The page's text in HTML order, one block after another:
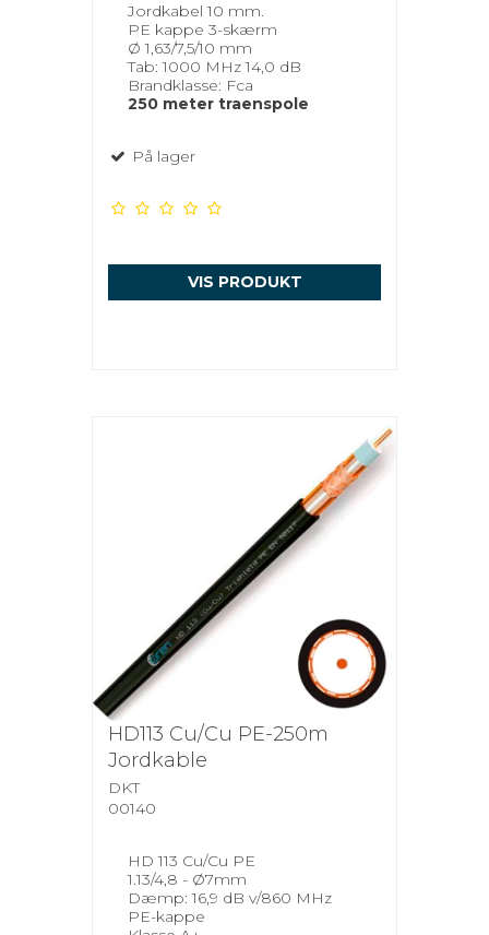
Jordkabel 10 mm.
PE kappe 3-skærm
Ø 1,63/7,5/10 mm
Tab: 1000 MHz 14,0 dB
Brandklasse: Fca
250 meter traenspole
På lager
VIS PRODUKT
HD113 Cu/Cu PE-250m
Jordkable
DKT
00140
HD 113 Cu/Cu PE
1.13/4,8 - Ø7mm
Dæmp: 16,9 dB v/860 MHz
PE-kappe